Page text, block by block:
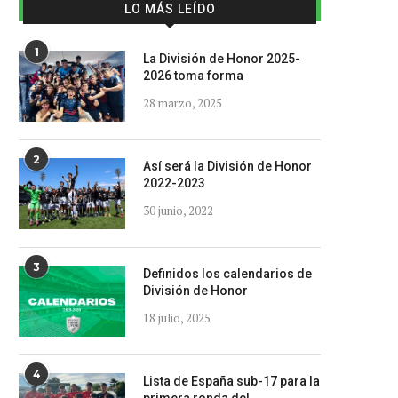
LO MÁS LEÍDO
1
La División de Honor 2025-
2026 toma forma
28 marzo, 2025
2
Así será la División de Honor
2022-2023
30 junio, 2022
3
Definidos los calendarios de
División de Honor
18 julio, 2025
4
Lista de España sub-17 para la